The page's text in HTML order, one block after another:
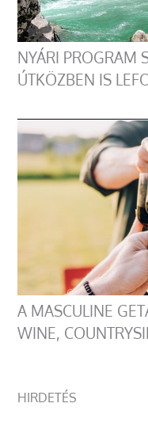
NYÁRI PROGRAM
ÚTKÖZBEN IS
A MASCULINE
WINE,
HIRDETÉS